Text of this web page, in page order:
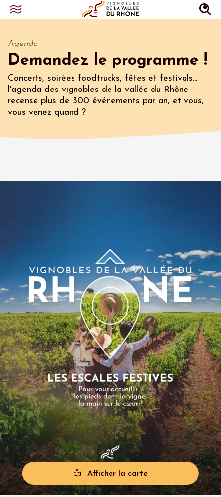
Agenda
Demandez le programme !
Concerts, soirées foodtrucks, fêtes et festivals...
l'agenda des vignobles de la vallée du Rhône
recense plus de 300 événements par an, et vous,
vous venez quand ?
Afficher la carte